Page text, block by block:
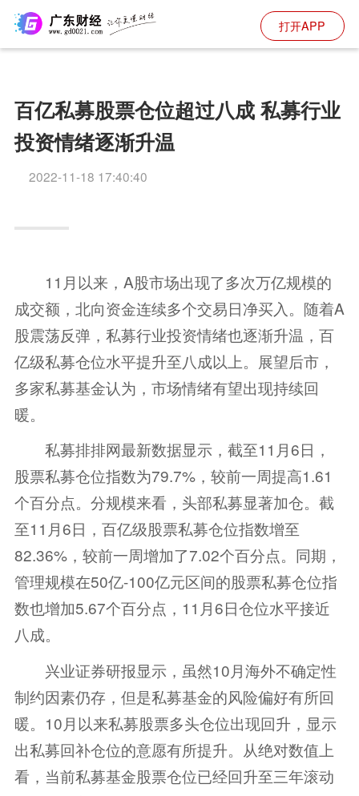
打开APP
百亿私募股票仓位超过八成 私募行业
投资情绪逐渐升温
2022-11-18 17:40:40
11月以来，A股市场出现了多次万亿规模的
成交额，北向资金连续多个交易日净买入。随着A
股震荡反弹，私募行业投资情绪也逐渐升温，百
亿级私募仓位水平提升至八成以上。展望后市，
多家私募基金认为，市场情绪有望出现持续回
暖。
私募排排网最新数据显示，截至11月6日，
股票私募仓位指数为79.7%，较前一周提高1.61
个百分点。分规模来看，头部私募显著加仓。截
至11月6日，百亿级股票私募仓位指数增至
82.36%，较前一周增加了7.02个百分点。同期，
管理规模在50亿-100亿元区间的股票私募仓位指
数也增加5.67个百分点，11月6日仓位水平接近
八成。
兴业证券研报显示，虽然10月海外不确定性
制约因素仍存，但是私募基金的风险偏好有所回
暖。10月以来私募股票多头仓位出现回升，显示
出私募回补仓位的意愿有所提升。从绝对数值上
看，当前私募基金股票仓位已经回升至三年滚动